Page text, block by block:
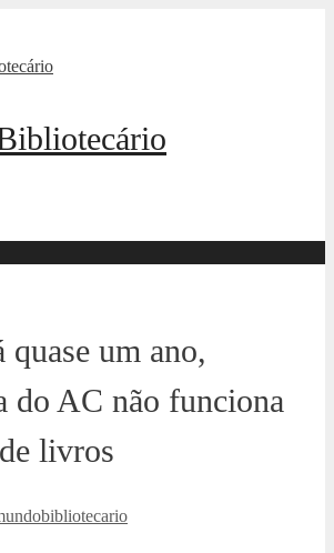
quase um ano,
do AC não funciona
livros